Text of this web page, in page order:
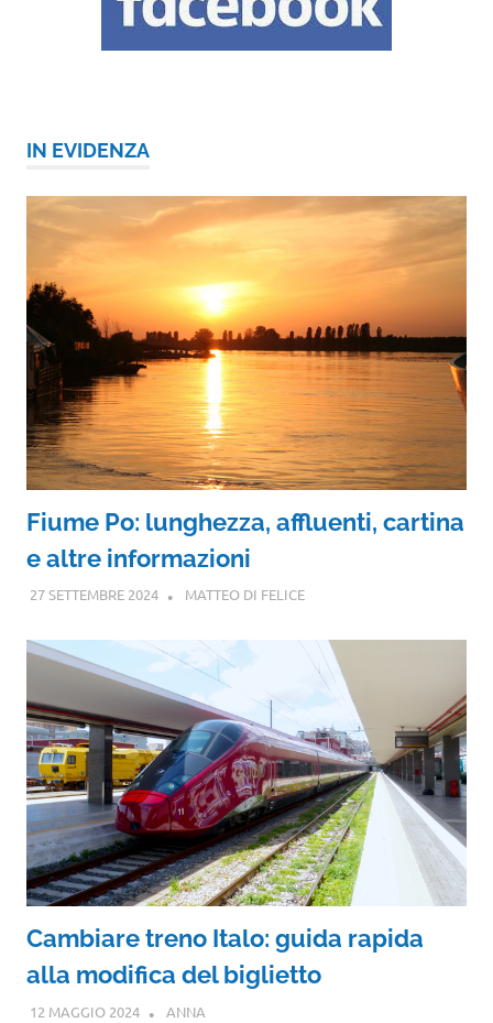
IN EVIDENZA
Fiume Po: lunghezza, affluenti, cartina
e altre informazioni
27 SETTEMBRE 2024 MATTEO DI FELICE
Cambiare treno Italo: guida rapida
alla modifica del biglietto
12 MAGGIO 2024 ANNA